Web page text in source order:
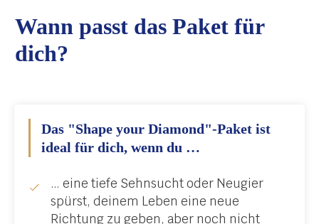
Wann passt das Paket für
dich?
Das "Shape your Diamond"-Paket ist
ideal für dich, wenn du …
… eine tiefe Sehnsucht oder Neugier
spürst, deinem Leben eine neue
Richtung zu geben, aber noch nicht